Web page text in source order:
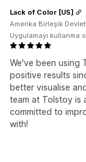
We've been using
positive results
better visualise
team at Tolstoy is
committed to
with!
Lack of Color [US]
Amerika Birleşik
Uygulamayı kullanma